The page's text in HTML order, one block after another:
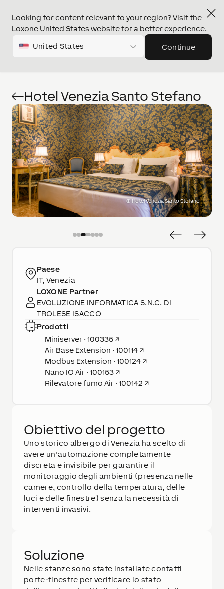
Looking for content relevant to your region? Visit the
Loxone United States website for a better experience.
United States Continue
Hotel Venezia Santo Stefano
©Hotel Venezia Santo Stefano
Obiettivo del progetto
Uno storico albergo di Venezia ha scelto di
avere un'automazione completamente
discreta e invisibile per garantire il
monitoraggio degli ambienti (presenza nelle
camere, controllo della temperatura, delle
luci e delle finestre) senza la necessità di
interventi invasivi.
Soluzione
Nelle stanze sono state installate contatti
porte-finestre per verificare lo stato
Paese
IT, Venezia
LOXONE Partner
EVOLUZIONE INFORMATICA S.N.C. DI
TROLESE ISACCO
Prodotti
Miniserver · 100335↗
Air Base Extension · 100114↗
Modbus Extension · 100124↗
Nano IO Air · 100153↗
Rilevatore fumo Air · 100142 ↗